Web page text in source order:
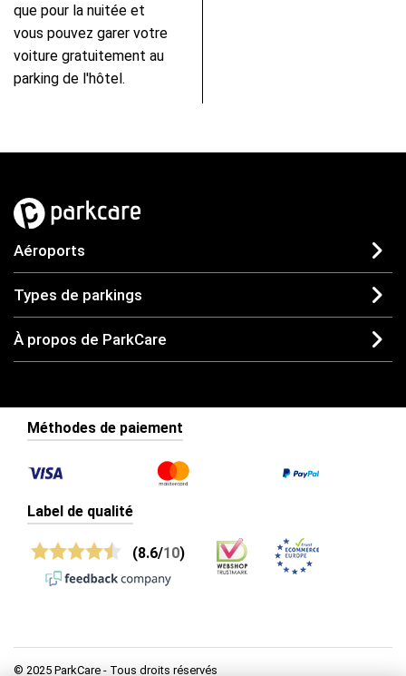
que pour la nuitée et
vous pouvez garer votre
voiture gratuitement au
parking de l'hôtel.
Aéroports
Types de parkings
À propos de ParkCare
Méthodes de paiement
Label de qualité
(8.6/10)
© 2025 ParkCare - Tous droits réservés